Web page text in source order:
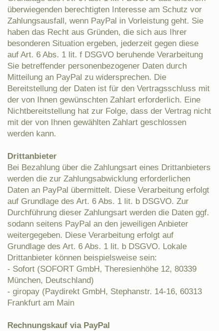
überwiegenden berechtigten Interesse am Schutz vor
Zahlungsausfall, wenn PayPal in Vorleistung geht. Sie
haben das Recht aus Gründen, die sich aus Ihrer
besonderen Situation ergeben, jederzeit gegen diese
auf Art. 6 Abs. 1 lit. f DSGVO beruhende Verarbeitung
Sie betreffender personenbezogener Daten durch
Mitteilung an PayPal zu widersprechen. Die
Bereitstellung der Daten ist für den Vertragsschluss mit
der von Ihnen gewünschten Zahlart erforderlich. Eine
Nichtbereitstellung hat zur Folge, dass der Vertrag nicht
mit der von Ihnen gewählten Zahlart geschlossen
werden kann.
Drittanbieter
Bei Bezahlung über die Zahlungsart eines Drittanbieters
werden die zur Zahlungsabwicklung erforderlichen
Daten an PayPal übermittelt. Diese Verarbeitung erfolgt
auf Grundlage des Art. 6 Abs. 1 lit. b DSGVO. Zur
Durchführung dieser Zahlungsart werden die Daten ggf.
sodann seitens PayPal an den jeweiligen Anbieter
weitergegeben. Diese Verarbeitung erfolgt auf
Grundlage des Art. 6 Abs. 1 lit. b DSGVO. Lokale
Drittanbieter können beispielsweise sein:
- Sofort (SOFORT GmbH, Theresienhöhe 12, 80339
München, Deutschland)
- giropay (Paydirekt GmbH, Stephanstr. 14-16, 60313
Frankfurt am Main
Rechnungskauf via PayPal